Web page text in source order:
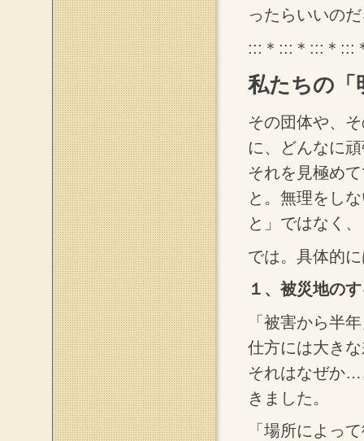
ったらいいの
:::＊:::＊:::＊:::
私たちの「
その団体や、
に、どんなに
それを見極め
と。無理をし
と」ではなく
では。具体的
１、被災地の
「被害から半
仕方には大き
それはなぜか
きました。
「場所によっ